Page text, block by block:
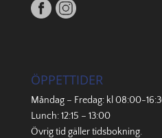
ÖPPETTIDER
Måndag – Fredag: kl 08:00-
Lunch: 12:15 – 13:00
Övrig tid gällertidsbokning.